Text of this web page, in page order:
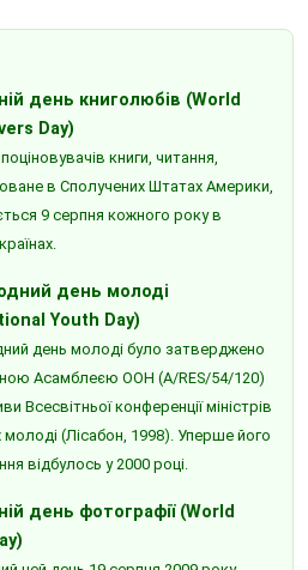
день книголюбів (World
Day)
книги, читання,
в Сполучених Штатах Америки,
9 серпня кожного року в
день молоді
Youth Day)
день молоді було затверджено
Асамблеєю ООН (A/RES/54/120)
Всесвітньої конференції міністрів
молоді (Лісабон, 1998). Уперше його
відбулось у 2000 році.
день фотографії (World